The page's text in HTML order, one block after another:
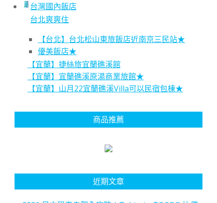
台灣國內飯店
台北爽爽住
【台北】台北松山東旅飯店近南京三民站★
優美飯店★
【宜蘭】捷絲旅宜蘭礁溪館
【宜蘭】宜蘭礁溪原湯商業旅館★
【宜蘭】山月22宜蘭礁溪Villa可以民宿包棟★
商品推薦
近期文章